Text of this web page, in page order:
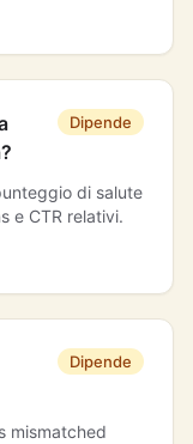
Dipende
di salute
e CTR relativi.
Dipende
mismatched